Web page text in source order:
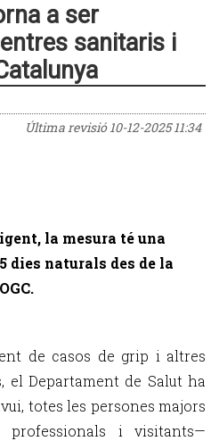
a ser
sanitaris i
Última revisió10-12-2025 11:34
la mesura té una
dies naturals des de la
de casos de grip i altres
el Departament de Salut ha
totes les persones majors
i visitants—